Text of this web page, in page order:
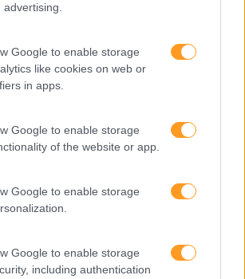
Google to enable storage
like cookies on web or
in apps.
Google to enable storage
of the website or app.
Google to enable storage
Google to enable storage
including authentication
negócio
À